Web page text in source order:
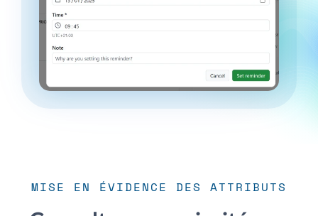
MISE EN ÉVIDENCE DES ATTRIBUTS